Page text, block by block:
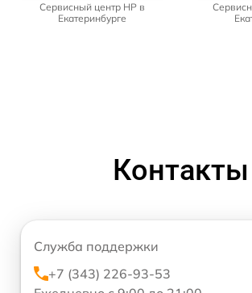
Сервисный центр HP в
Екатеринбурге
Контакты
Служба поддержки
+7 (343) 226-93-53